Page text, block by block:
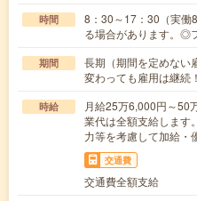
時間
8：30～17：30（実働
る場合があります。◎
期間
長期（期間を定めない
変わっても雇用は継続！
時給
月給25万6,000円～
業代は全額支給しま
力等を考慮して加給・
交通費
交通費全額支給